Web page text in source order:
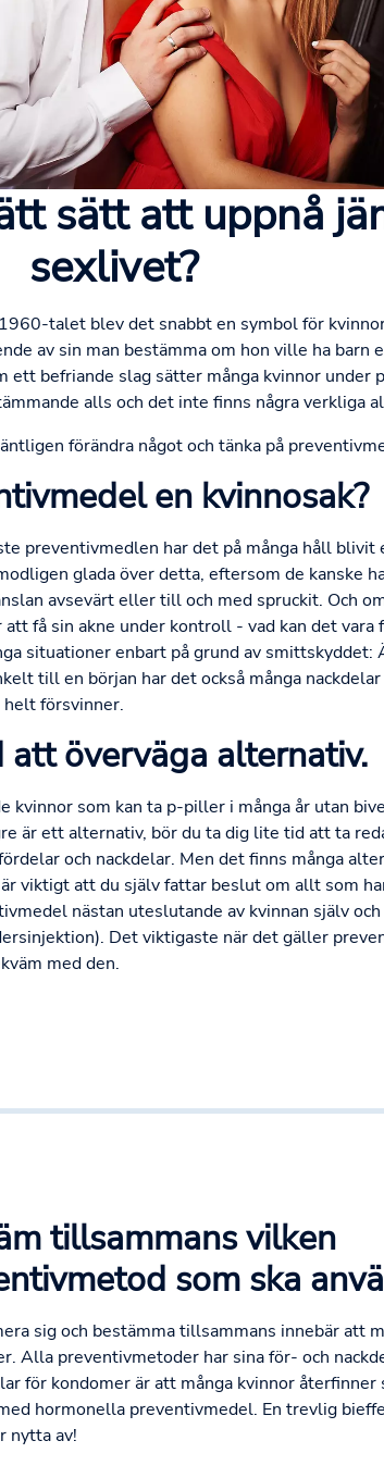
sätt att uppnå
sexlivet?
talet blev det snabbt en symbol för
av sin man bestämma om hon ville ha barn
ett befriande slag sätter många kvinnor under
alls och det inte finns några verkliga
förändra något och tänka på
en kvinnosak?
preventivmedlen har det på många håll
glada över detta, eftersom de kanske
avsevärt eller till och med spruckit. Och
få sin akne under kontroll - vad kan det
situationer enbart på grund av
till en början har det också många
försvinner.
att överväga alternativ.
som kan ta p-piller i många år utan
är ett alternativ, bör du ta dig lite tid att ta
och nackdelar. Men det finns många
viktigt att du själv fattar beslut om allt som
nästan uteslutande av kvinnan själv
Det viktigaste när det gäller
med den.
tillsammans vilken
som ska
sig och bestämma tillsammans innebär att
Alla preventivmetoder har sina för- och
för kondomer är att många kvinnor
hormonella preventivmedel. En trevlig
nytta av!